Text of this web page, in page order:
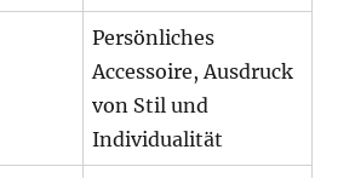
Persönliches
Accessoire, Ausdruck
von Stil und
Individualität